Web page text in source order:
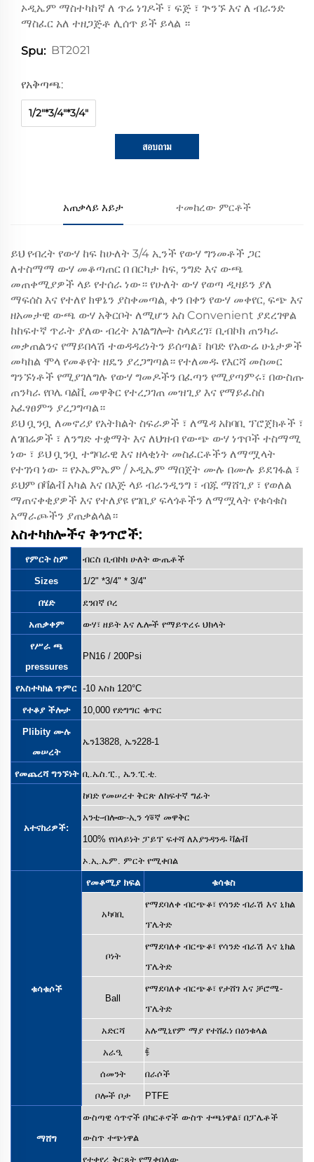
ኦዲኤም ማስተካከኛ ለ ጥሬ ነገዶች ፣ ፍጅ ፣ ጕንኙ እና ለ ብራንድ
ማስፈር አለ ተዘጋጅቶ ሊሰጥ ይች ይላል ።
Spu: BT2021
የአቅጣጫ:
1/2"*3/4"*3/4"
สอบถาม
አጠቃላይ እይታ ተመከረው ምርቶች
ይህ የብረት የውሃ ከፍ ከሁለት 3/4 ኢንች የውሃ ግንመቶች ጋር
ለተስማማ ውሃ መቆጣጠር በ በርካታ ከፍ, ንግድ እና ውጫ
መጠቀሚያዎች ላይ የተሰራ ነው። የሁለት ውሃ የወጣ ዲዛይን ያለ
ማፍሰስ እና የተለየ ክዋኔን ያስቀመጣል, ቀን በቀን የውሃ መቀየር, ፍጭ እና
ዘአመታዊ ውጫ ውሃ አቅርቦት ለሚሆን አስ Convenient ያደረገዋል
ከከፍተኛ ጥራት ያለው ብረት አገልግሎት ስላደረገ፣ ቢብኮክ ጠንካራ
መቃጠልንና የማይበላሽ ተወዳዳሪነትን ይሰጣል፣ ከባድ የአውሬ ሁኔታዎች
መካከል ሞላ የመቆየት ዘዴን ያረጋግጣል። የተለመዱ የእርሻ መስመር
ግንኙነቶች የሚያገለግሉ የውሃ ግመዶችን በፈጣን የሚያጣምሩ፣ በውስጡ
ጠንካራ የቦሌ ባልቪ መዋቅር የተረጋገጠ መዝጊያ እና የማይፈስስ
አፈፃፀምን ያረጋግጣል።
ይህ ቧንቧ ለመኖሪያ የአትክልት ስፍራዎች ፣ ለሜዳ አከባቢ ፕሮጀክቶች ፣
ለገበሬዎች ፣ ለንግድ ተቋማት እና ለህዝብ የውጭ ውሃ ነጥቦች ተስማሚ
ነው ፣ ይህ ቧንቧ ተግባራዊ እና ዘላቂነት መስፈርቶችን ለማሟላት
የተገነባ ነው ። የኦኤምኤም / ኦዲኤም ማበጀት ሙሉ በሙሉ ይደገፋል ፣
ይህም በቫልቭ አካል እና በእጅ ላይ ብራንዲንግ ፣ ብጁ ማሸጊያ ፣ የወለል
ማጠናቀቂያዎች እና የተለያዩ የገቢያ ፍላጎቶችን ለማሟላት የቁሳቁስ
አማራጮችን ያጠቃልላል።
አስተካክሎችና ቅንጥሮች:
የምርት ስም ብርስ ቢብኮክ ሁለት ውጤቶች
Sizes 1/2" *3/4" * 3/4"
በሄድ ደንበኛ ቦረ
አጠቃቀም ውሃ፣ ዘይት እና ሌሎች የማይጥረሩ ህክላት
የሥራ ጫ
pressures
PN16 / 200Psi
የአስተካክል ጥምር -10 እስከ 120°C
የተቆያ ችሎታ 10,000 የድግግር ቁጥር
Plibity ሙሉ
መሠረት
ኤን13828, ኤን228-1
የመጨረሻ ግንኙነት ቢ.ኤስ.ፒ., ኤን.ፒ.ቲ.
አተናከሪዎች:
ከባድ የመሠረተ ቅርጽ ለከፍተኛ ግፊት
አንቲ-ብሎው-ኢን ጎডኛ መዋቅር
100% የበላይነት ፓይፕ ፍተሻ ለእያንዳንዱ ቫልቭ
ኦ.ኢ.ኤም. ምርት የሚቀበል
ቁሳቁሶች
የመቆሚያ ክፍል ቁሳቁስ
አካባቢ
የማደባለቀ ብርጭቆ፣ የሳንድ ብራሽ እና ኒክል
ፕሌትድ
ቦነት
የማደባለቀ ብርጭቆ፣ የሳንድ ብራሽ እና ኒክል
ፕሌትድ
Ball
የማደባለቀ ብርጭቆ፣ የታሸገ እና ቻሮሜ-
ፕሌትድ
አድርሻ አሉሚኒየም ማያ የተሸፈነ በዕንቁላል
አራዒ 钅
ሰመንት በራሶች
ቦሎች ቦታ PTFE
ማሸግ
ውስጣዊ ሳጥኖች በካርቶኖች ውስጥ ተጫነዋል፣ በፓሌቶች
ውስጥ ተጭነዋል
የተቀየረ ቅርጸት የሚቀበለው